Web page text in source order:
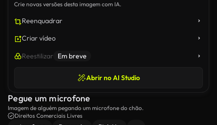
Crie novas versões desta imagem com IA.
Reenquadrar
Criar vídeo
Reestilizar Em breve
Abrir no AI Studio
Pegue um microfone
Imagem de alguém pegando um microfone do chão.
Direitos Comerciais Livres